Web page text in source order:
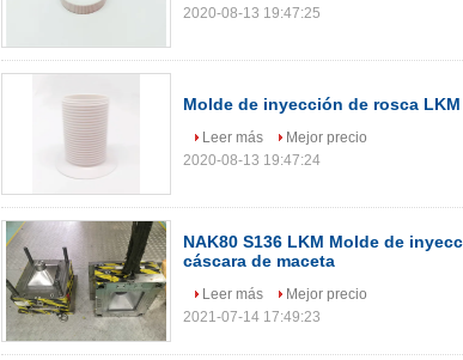
2020-08-13 19:47:25
Molde de inyección de rosca LKM
Leer más
Mejor precio
2020-08-13 19:47:24
NAK80 S136 LKM Molde de
cáscara de maceta
Leer más
Mejor precio
2021-07-14 17:49:23